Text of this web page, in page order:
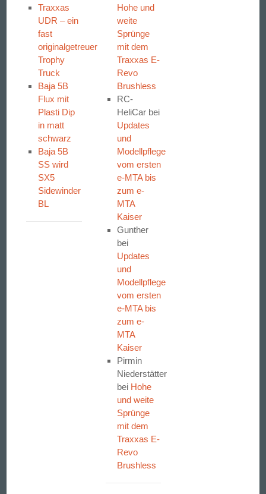
Traxxas
UDR – ein
fast
originalgetreuer
Trophy
Truck
Baja 5B
Flux mit
Plasti Dip
in matt
schwarz
Baja 5B
SS wird
SX5
Sidewinder
BL
Hohe und
weite
Sprünge
mit dem
Traxxas E-
Revo
Brushless
RC-
HeliCar bei
Updates
und
Modellpflege
vom ersten
e-MTA bis
zum e-
MTA
Kaiser
Gunther
bei
Updates
und
Modellpflege
vom ersten
e-MTA bis
zum e-
MTA
Kaiser
Pirmin
Niederstätter
bei Hohe
und weite
Sprünge
mit dem
Traxxas E-
Revo
Brushless